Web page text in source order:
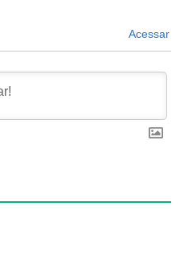
Acessar